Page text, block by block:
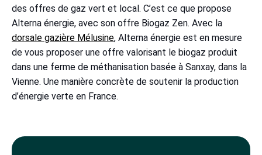
des offres de gaz vert et local. C’est ce que propose
Alterna énergie, avec son offre Biogaz Zen. Avec la
dorsale gazière Mélusine, Alterna énergie est en mesure
de vous proposer une offre valorisant le biogaz produit
dans une ferme de méthanisation basée à Sanxay, dans la
Vienne. Une manière concrète de soutenir la production
d’énergie verte en France.